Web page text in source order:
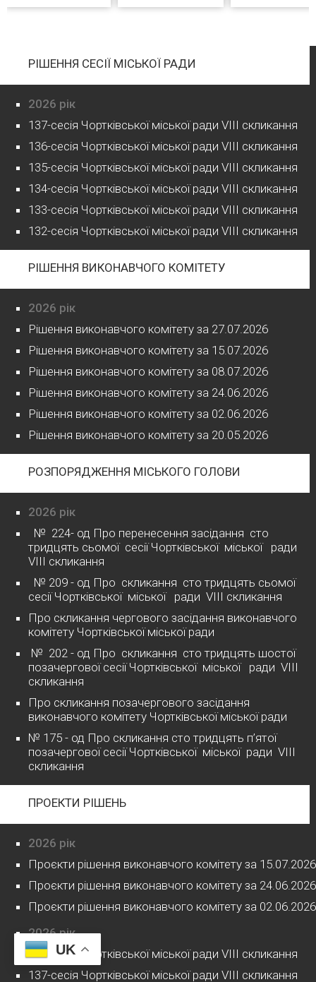
РІШЕННЯ СЕСІЇ МІСЬКОЇ РАДИ
2026 рік
137-сесія Чортківської міської ради VIII скликання
136-сесія Чортківської міської ради VIII скликання
135-сесія Чортківської міської ради VIII скликання
134-сесія Чортківської міської ради VIII скликання
133-сесія Чортківської міської ради VIII скликання
132-сесія Чортківської міської ради VIII скликання
РІШЕННЯ ВИКОНАВЧОГО КОМІТЕТУ
2026 рік
Рішення виконавчого комітету за 27.07.2026
Рішення виконавчого комітету за 15.07.2026
Рішення виконавчого комітету за 08.07.2026
Рішення виконавчого комітету за 24.06.2026
Рішення виконавчого комітету за 02.06.2026
Рішення виконавчого комітету за 20.05.2026
РОЗПОРЯДЖЕННЯ МІСЬКОГО ГОЛОВИ
2026 рік
№ 224- од Про перенесення засідання сто
тридцять сьомої сесії Чортківської міської ради
VІІІ скликання
№ 209 - од Про скликання сто тридцять сьомої
сесії Чортківської міської ради VІІІ скликання
Про скликання чергового засідання виконавчого
комітету Чортківської міської ради
№ 202 - од Про скликання сто тридцять шостої
позачергової сесії Чортківської міської ради VІІІ
скликання
Про скликання позачергового засідання
виконавчого комітету Чортківської міської ради
№ 175 - од Про скликання сто тридцять п’ятої
позачергової сесії Чортківської міської ради VІІІ
скликання
ПРОЕКТИ РІШЕНЬ
2026 рік
Проєкти рішення виконавчого комітету за 15.07.2026
Проєкти рішення виконавчого комітету за 24.06.2026
Проєкти рішення виконавчого комітету за 02.06.2026
2026 рік
136-сесія Чортківської міської ради VIII скликання
137-сесія Чортківської міської ради VIII скликання
UK